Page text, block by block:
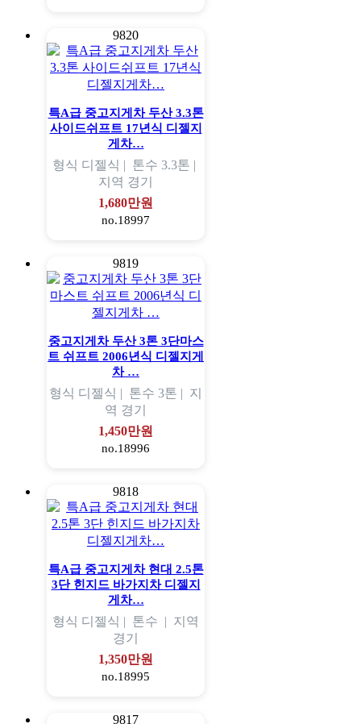
9820
특A급 중고지게차 두산 3.3톤
사이드쉬프트 17년식 디젤지
게차…
형식 디젤식 | 톤수 3.3톤 |
지역 경기
1,680만원
no.18997
9819
중고지게차 두산 3톤 3단마스
트 쉬프트 2006년식 디젤지게
차 …
형식 디젤식 | 톤수 3톤 | 지
역 경기
1,450만원
no.18996
9818
특A급 중고지게차 현대 2.5톤
3단 힌지드 바가지차 디젤지
게차…
형식 디젤식 | 톤수 | 지역
경기
1,350만원
no.18995
9817